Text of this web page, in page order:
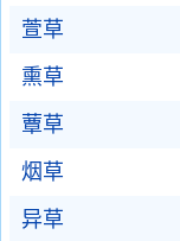
萱草
熏草
蕈草
烟草
异草